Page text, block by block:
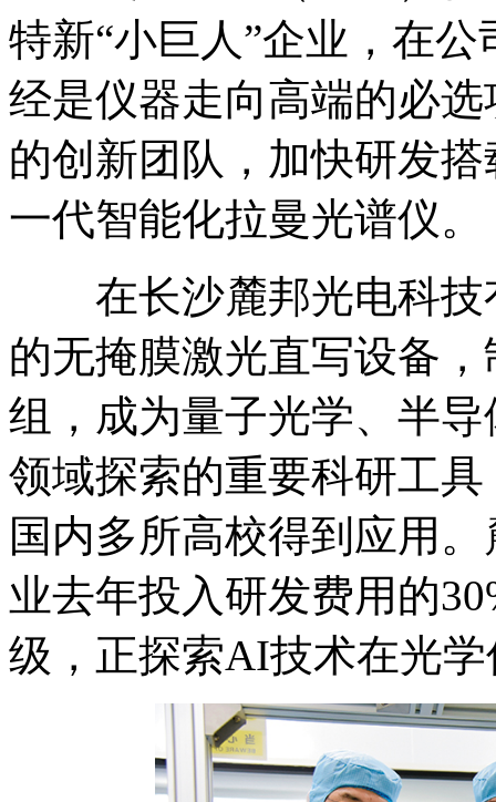
特新“小巨人”企业，在
经是仪器走向高端的必
的创新团队，加快研发
一代智能化拉曼光谱仪。
在长沙麓邦光电科技
的无掩膜激光直写设备
组，成为量子光学、半
领域探索的重要科研工
国内多所高校得到应用
业去年投入研发费用的
级，正探索AI技术在光